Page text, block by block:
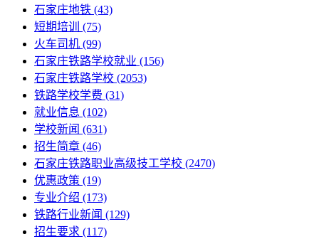
石家庄地铁 (43)
短期培训
(75)
火车司机 (99)
石家庄铁路学校就业 (156)
石家庄铁路学校 (2053)
铁路学校学费 (31)
就业信息 (102)
学校新闻 (631)
招生简章 (46)
石家庄铁路职业高级技工学校 (2470)
优惠政策 (19)
专业介绍 (173)
铁路行业新闻 (129)
招生要求 (117)